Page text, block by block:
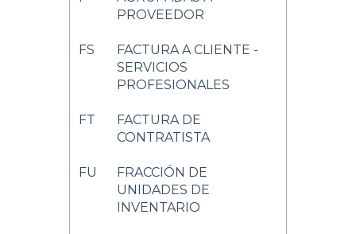
PROVEEDOR
FS
FACTURA A CLIENTE -
SERVICIOS
PROFESIONALES
FT
FACTURA DE
CONTRATISTA
FU
FRACCIÓN DE
UNIDADES DE
INVENTARIO